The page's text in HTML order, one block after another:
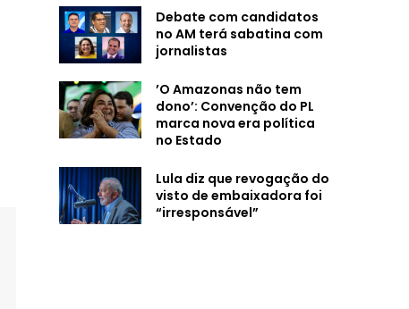
Debate com candidatos
no AM terá sabatina com
jornalistas
’O Amazonas não tem
dono’: Convenção do PL
marca nova era política
no Estado
Lula diz que revogação do
visto de embaixadora foi
“irresponsável”